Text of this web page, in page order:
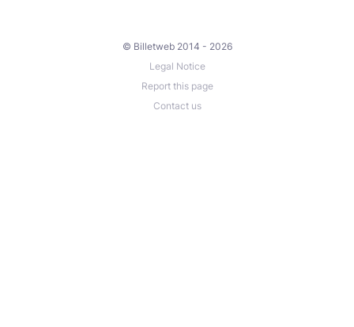
© Billetweb 2014 - 2026
Legal Notice
Report this page
Contact us